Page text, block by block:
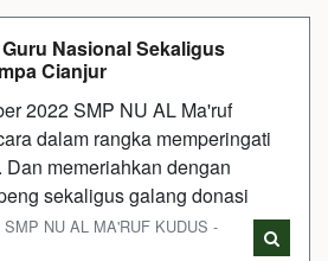
Nasional Sekaligus
Cianjur
2022 SMP NU AL Ma'ruf
dalam rangka memperingati
memeriahkan dengan
sekaligus galang donasi
NU AL MA'RUF KUDUS -